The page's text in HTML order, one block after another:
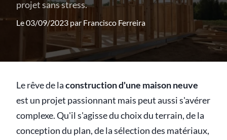
projet sans stress.
Le 03/09/2023 par Francisco Ferreira
Le rêve de laconstruction d'une maison neuve
est un projet passionnant mais peut aussi s'avérer
complexe. Qu'il s'agisse du choix du terrain, de la
conception du plan, de la sélection des matériaux,